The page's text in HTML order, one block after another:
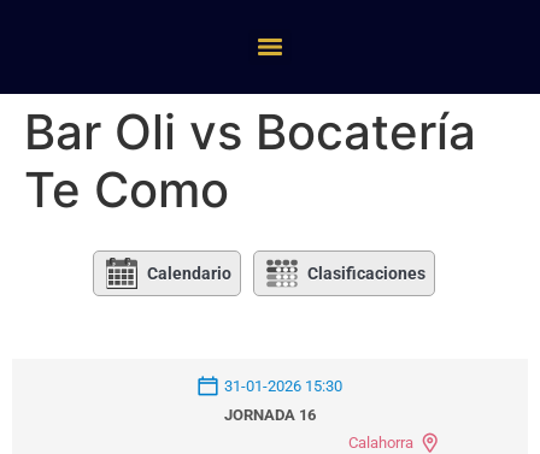
Bar Oli vs Bocatería
Te Como
Calendario Clasificaciones
31-01-2026 15:30
JORNADA 16
Calahorra